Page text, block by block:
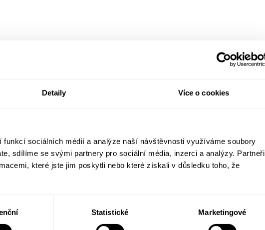
Detaily Více o cookies
funkcí sociálních médií a analýze naší návštěvnosti využíváme soubory
sdílíme se svými partnery pro sociální média, inzerci a analýzy. Partneři
které jste jim poskytli nebo které získali v důsledku toho, že
Statistické Marketingové